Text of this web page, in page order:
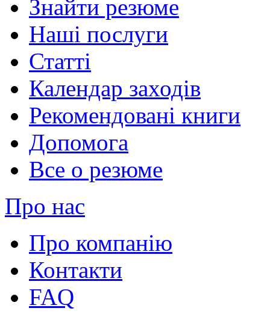
Знайти резюме
Наші послуги
Статті
Календар заходів
Рекомендовані книги
Допомога
Все о резюме
Про нас
Про компанію
Контакти
FAQ